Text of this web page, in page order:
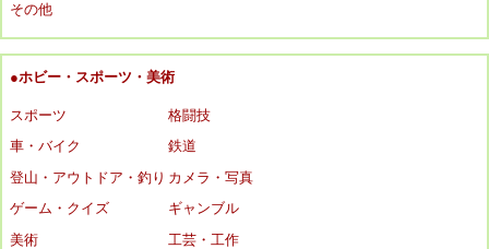
その他
●ホビー・スポーツ・美術
スポーツ
格闘技
車・バイク
鉄道
登山・アウトドア・釣り カメラ・写真
ゲーム・クイズ
ギャンブル
美術
工芸・工作